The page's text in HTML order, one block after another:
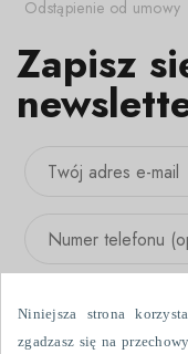
Odstąpienie od umowy
Zapisz
Niniejsza strona
zgadzasz się na